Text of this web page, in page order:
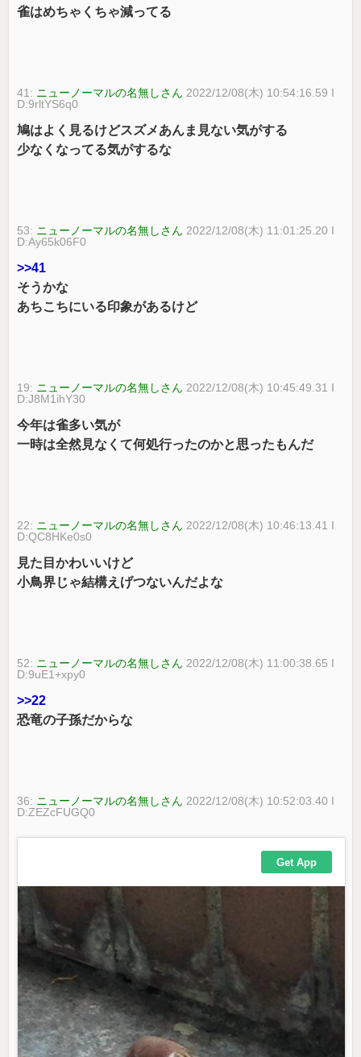
雀はめちゃくちゃ減ってる
41: ニューノーマルの名無しさん 2022/12/08(木) 10:54:16.59 I
D:9rltYS6q0
鳩はよく見るけどスズメあんま見ない気がする
少なくなってる気がするな
53: ニューノーマルの名無しさん 2022/12/08(木) 11:01:25.20 I
D:Ay65k06F0
>>41
そうかな
あちこちにいる印象があるけど
19: ニューノーマルの名無しさん 2022/12/08(木) 10:45:49.31 I
D:J8M1ihY30
今年は雀多い気が
一時は全然見なくて何処行ったのかと思ったもんだ
22: ニューノーマルの名無しさん 2022/12/08(木) 10:46:13.41 I
D:QC8HKe0s0
見た目かわいいけど
小鳥界じゃ結構えげつないんだよな
52: ニューノーマルの名無しさん 2022/12/08(木) 11:00:38.65 I
D:9uE1+xpy0
>>22
恐竜の子孫だからな
36: ニューノーマルの名無しさん 2022/12/08(木) 10:52:03.40 I
D:ZEZcFUGQ0